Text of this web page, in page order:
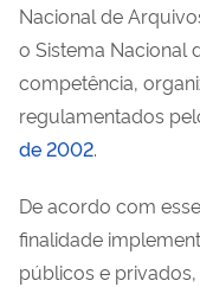
Nacional de
o Sistema Nacional
competência,
regulamentados
de 2002.
De acordo com
finalidade
públicos e